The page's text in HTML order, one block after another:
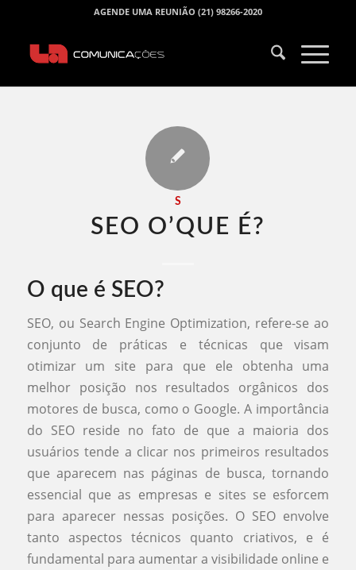
AGENDE UMA REUNIÃO (21) 98266-2020
S
SEO O’QUE É​?
O que é SEO?
SEO, ou Search Engine Optimization, refere-se ao
conjunto de práticas e técnicas que visam
otimizar um site para que ele obtenha uma
melhor posição nos resultados orgânicos dos
motores de busca, como o Google. A importância
do SEO reside no fato de que a maioria dos
usuários tende a clicar nos primeiros resultados
que aparecem nas páginas de busca, tornando
essencial que as empresas e sites se esforcem
para aparecer nessas posições. O SEO envolve
tanto aspectos técnicos quanto criativos, e é
fundamental para aumentar a visibilidade online e